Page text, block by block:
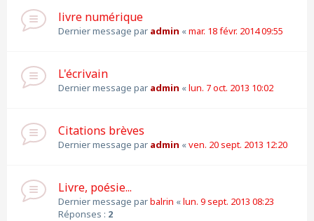
livre numérique
Dernier message par admin «mar. 18 févr. 2014 09:55
L'écrivain
Dernier message par admin «lun. 7 oct. 2013 10:02
Citations brèves
Dernier message par admin «ven. 20 sept. 2013 12:20
Livre, poésie...
Dernier message parbalrin «lun. 9 sept. 2013 08:23
Réponses : 2